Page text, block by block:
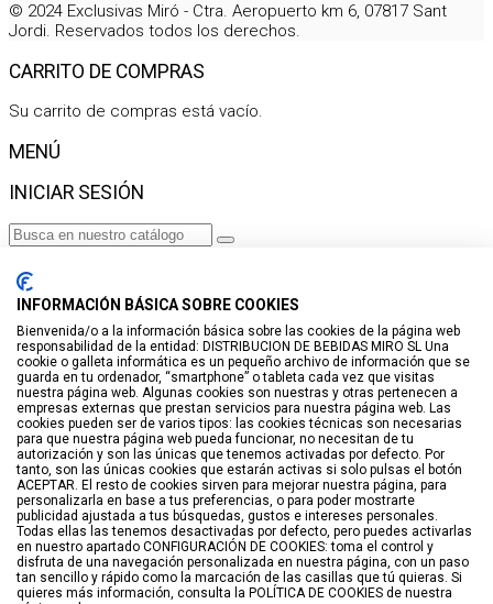
© 2024 Exclusivas Miró - Ctra. Aeropuerto km 6, 07817 Sant
Jordi. Reservados todos los derechos.
CARRITO DE COMPRAS
Su carrito de compras está vacío.
MENÚ
INICIAR SESIÓN
No se encontraron productos.
Iniciar sesión
VISTO RECIENTEMENTE
No hay productos
LISTA DE DESEOS
GUARDAR EN LISTA DE DESEOS
Crear
BUSCAR
INFORMACIÓN BÁSICA SOBRE COOKIES
Bienvenida/o a la información básica sobre las cookies de la página web
responsabilidad de la entidad: DISTRIBUCION DE BEBIDAS MIRO SL Una
cookie o galleta informática es un pequeño archivo de información que se
guarda en tu ordenador, “smartphone” o tableta cada vez que visitas
nuestra página web. Algunas cookies son nuestras y otras pertenecen a
empresas externas que prestan servicios para nuestra página web. Las
cookies pueden ser de varios tipos: las cookies técnicas son necesarias
para que nuestra página web pueda funcionar, no necesitan de tu
autorización y son las únicas que tenemos activadas por defecto. Por
tanto, son las únicas cookies que estarán activas si solo pulsas el botón
ACEPTAR. El resto de cookies sirven para mejorar nuestra página, para
personalizarla en base a tus preferencias, o para poder mostrarte
publicidad ajustada a tus búsquedas, gustos e intereses personales.
Todas ellas las tenemos desactivadas por defecto, pero puedes activarlas
en nuestro apartado CONFIGURACIÓN DE COOKIES: toma el control y
disfruta de una navegación personalizada en nuestra página, con un paso
tan sencillo y rápido como la marcación de las casillas que tú quieras. Si
quieres más información, consulta la POLÍTICA DE COOKIES de nuestra